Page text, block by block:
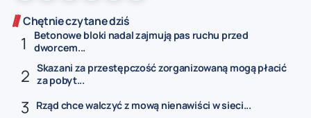
Chętnie czytane dziś
Betonowe bloki nadal zajmują pas ruchu przed
dworcem...
Skazani za przestępczość zorganizowaną mogą płacić
za pobyt...
Rząd chce walczyć z mową nienawiści w sieci...